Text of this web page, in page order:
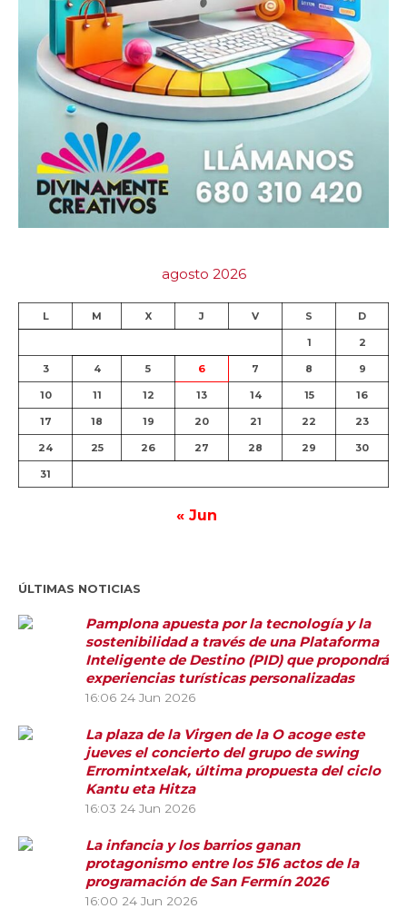
agosto 2026
L M X J V S D
1 2
3 4 5 6 7 8 9
10 11 12 13 14 15 16
17 18 19 20 21 22 23
24 25 26 27 28 29 30
31
« Jun
ÚLTIMAS NOTICIAS
Pamplona apuesta por la tecnología y la
sostenibilidad a través de una Plataforma
Inteligente de Destino (PID) que propondrá
experiencias turísticas personalizadas
16:06 24 Jun 2026
La plaza de la Virgen de la O acoge este
jueves el concierto del grupo de swing
Erromintxelak, última propuesta del ciclo
Kantu eta Hitza
16:03 24 Jun 2026
La infancia y los barrios ganan
protagonismo entre los 516 actos de la
programación de San Fermín 2026
16:00 24 Jun 2026